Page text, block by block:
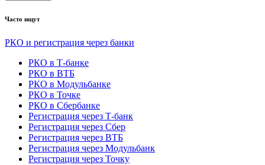
Часто ищут
РКО и регистрация через банки
РКО в Т-банке
РКО в ВТБ
РКО в Модульбанке
РКО в Точке
РКО в Сбербанке
Регистрация через Т-банк
Регистрация через Сбер
Регистрация через ВТБ
Регистрация через Модульбанк
Регистрация через Точку